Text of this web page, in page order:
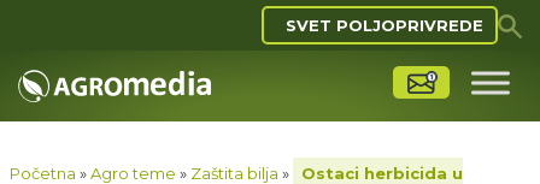
SVET POLJOPRIVREDE
Početna »Agro teme » Zaštita bilja »
Ostaci herbicida u